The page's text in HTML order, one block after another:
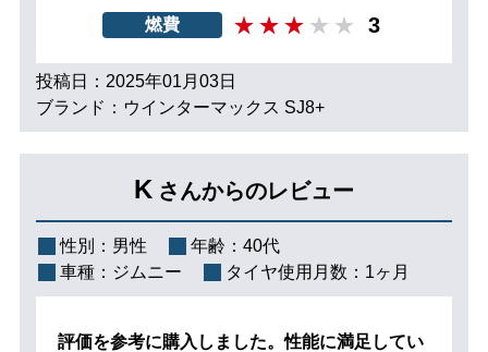
燃費 3
投稿日：2025年01月03日
ブランド：ウインターマックス SJ8+
K さんからのレビュー
性別： 男性 年齢： 40代
車種： ジムニー タイヤ使用月数： 1ヶ月
評価を参考に購入しました。性能に満足してい